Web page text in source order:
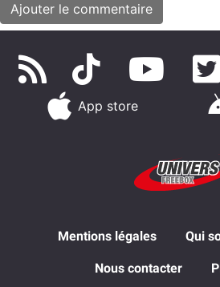
App store
Mentions légales Qui
Nous contacter